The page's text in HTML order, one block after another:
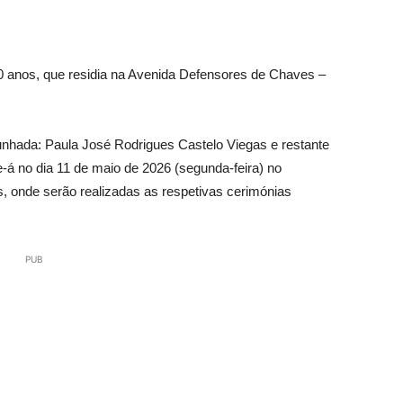
que residia na Avenida Defensores de Chaves –
Paula José Rodrigues Castelo Viegas e restante
no dia 11 de maio de 2026 (segunda-feira) no
onde serão realizadas as respetivas cerimónias
PUB